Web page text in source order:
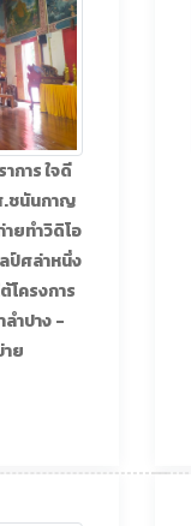
การ ใจดี
.ชนันกาญ
ยทำวิดิโอ
ป์ศล่าหนึ่ง
โครงการ
ำปาง -
ย